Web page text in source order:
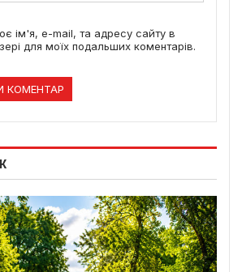
ім'я, e-mail, та адресу сайту в
для моїх подальших коментарів.